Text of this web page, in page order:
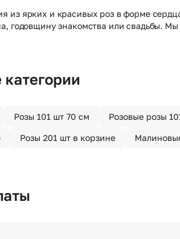
из ярких и красивых роз в форме
годовщину знакомства или свадьбы.
Розы 101 шт 70 см Розовые розы
Розы 201 шт в корзине